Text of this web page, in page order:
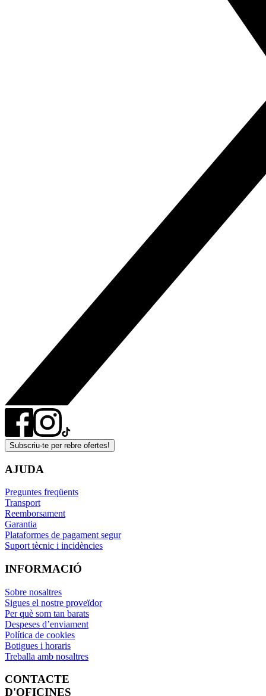
Subscriu-te per rebre ofertes!
AJUDA
Preguntes freqüents
Transport
Reemborsament
Garantia
Plataformes de pagament segur
Suport tècnic i incidències
INFORMACIÓ
Sobre nosaltres
Sigues el nostre proveïdor
Per què som tan barats
Despeses d’enviament
Política de cookies
Botigues i horaris
Treballa amb nosaltres
CONTACTE
D'OFICINES